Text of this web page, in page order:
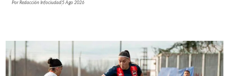
PorRedacción Infociudad5 Ago 2026